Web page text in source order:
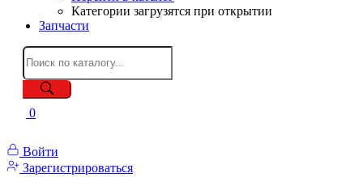
Категории загрузятся при открытии
Запчасти
0
Войти
Зарегистрироваться